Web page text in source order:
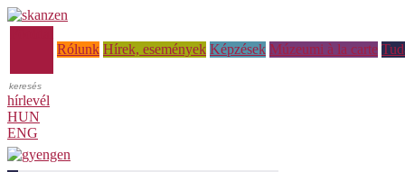
Rólunk Hírek, események Képzések Múzeumi à la carte
hírlevél
HUN
ENG